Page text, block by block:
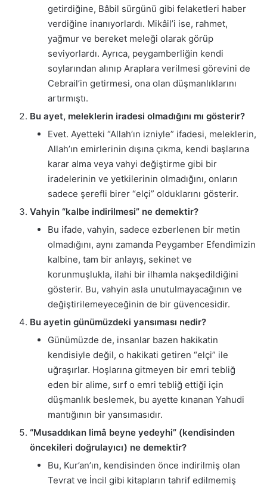
getirdiğine, Bâbil sürgünü gibi felaketleri haber
verdiğine inanıyorlardı. Mikâil’i ise, rahmet,
yağmur ve bereket meleği olarak görüp
seviyorlardı. Ayrıca, peygamberliğin kendi
soylarından alınıp Araplara verilmesi görevini de
Cebrail’in getirmesi, ona olan düşmanlıklarını
artırmıştı.
Bu ayet, meleklerin iradesi olmadığını mı gösterir?
Evet. Ayetteki “Allah’ın izniyle” ifadesi, meleklerin,
Allah’ın emirlerinin dışına çıkma, kendi başlarına
karar alma veya vahyi değiştirme gibi bir
iradelerinin ve yetkilerinin olmadığını, onların
sadece şerefli birer “elçi” olduklarını gösterir.
Vahyin “kalbe indirilmesi” ne demektir?
Bu ifade, vahyin, sadece ezberlenen bir metin
olmadığını, aynı zamanda Peygamber Efendimizin
kalbine, tam bir anlayış, sekinet ve
korunmuşlukla, ilahi bir ilhamla nakşedildiğini
gösterir. Bu, vahyin asla unutulmayacağının ve
değiştirilemeyeceğinin de bir güvencesidir.
Bu ayetin günümüzdeki yansıması nedir?
Günümüzde de, insanlar bazen hakikatin
kendisiyle değil, o hakikati getiren “elçi” ile
uğraşırlar. Hoşlarına gitmeyen bir emri tebliğ
eden bir alime, sırf o emri tebliğ ettiği için
düşmanlık beslemek, bu ayette kınanan Yahudi
mantığının bir yansımasıdır.
“Musaddıkan limâ beyne yedeyhi” (kendisinden
öncekileri doğrulayıcı) ne demektir?
Bu, Kur’an’ın, kendisinden önce indirilmiş olan
Tevrat ve İncil gibi kitapların tahrif edilmemiş